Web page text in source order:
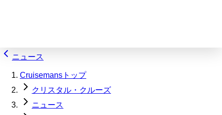
ニュース
Cruisemansトップ
クリスタル・クルーズ
ニュース